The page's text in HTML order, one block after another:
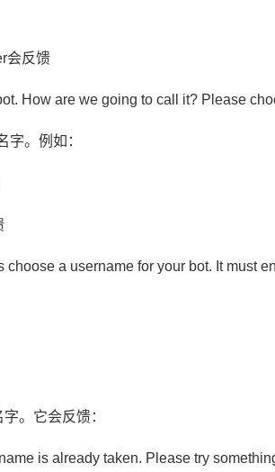
会反馈
How are we going to call it? Please
字。例如：
choose a username for your bot. It must
。它会反馈：
is already taken. Please try